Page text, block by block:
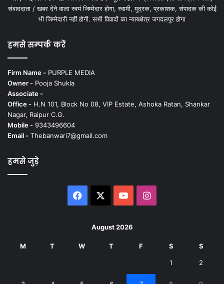
संवाददाता / खबर देने वाला स्वयं जिम्मेदार होगा, स्वामी, मुद्रक, प्रकाशक, संपादक की कोई
भी जिम्मेदारी नहीं होगी. सभी विवादों का न्यायक्षेत्र जगदलपुर होगा
हमसे सम्पर्क करें
Firm Name - PURPLE MEDIA
Owner - Pooja Shukla
Associate -
Office - H.N 101, Block No 08, VIP Estate, Ashoka Ratan, Shankar
Nagar, Raipur C.G.
Mobile - 9343496604
Email - Thebanwari7@gmail.com
हमसे जुड़े
Facebook YouTubeInstagram
August 2026
M T W T F S S
1 2